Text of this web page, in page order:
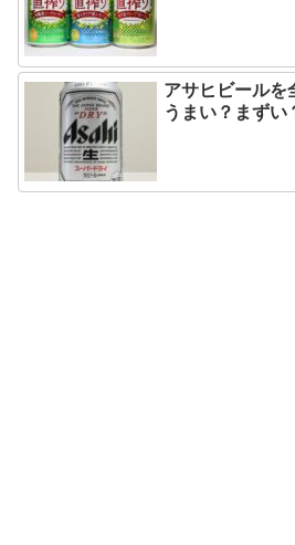
アサヒビールを
うまい？まずい